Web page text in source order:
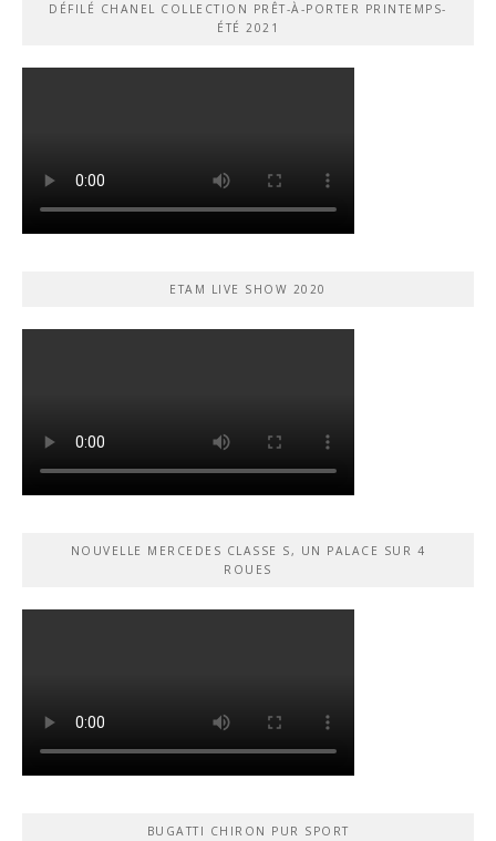
DÉFILÉ CHANEL COLLECTION PRÊT-À-PORTER PRINTEMPS-
ÉTÉ 2021
ETAM LIVE SHOW 2020
NOUVELLE MERCEDES CLASSE S, UN PALACE SUR 4
ROUES
BUGATTI CHIRON PUR SPORT